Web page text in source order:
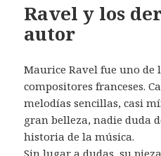
Ravel y los
autor
Maurice Ravel fue uno de
compositores franceses.
melodías sencillas, casi
gran belleza, nadie duda
historia de la música.